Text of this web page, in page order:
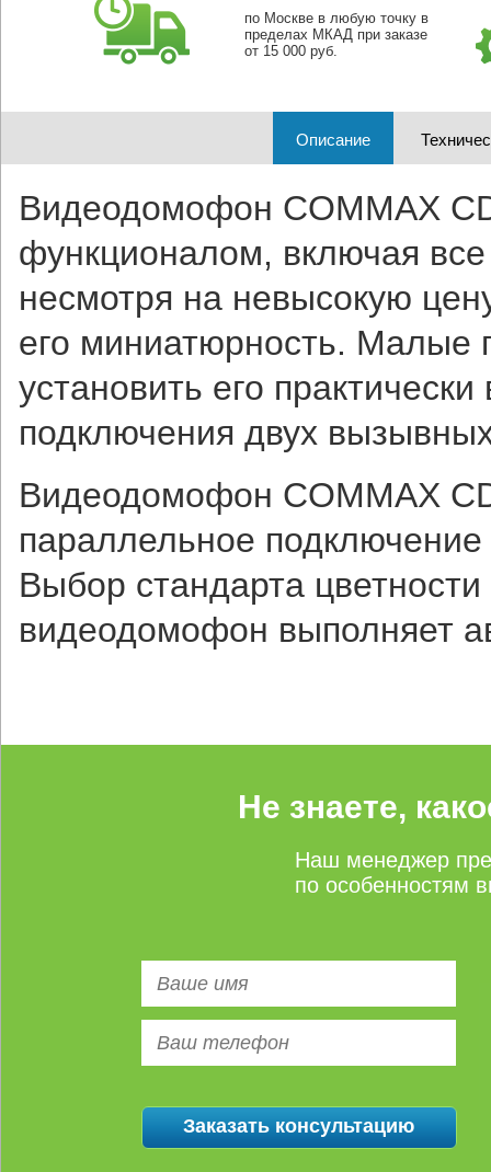
по Москве в любую точку в
пределах МКАД при заказе
от 15 000 руб.
Описание
Видеодомофон COMMAX
функционалом, включая
несмотря на невысокую
его миниатюрность. Малые
установить его
подключения двух
Видеодомофон COMMAX
параллельное
Выбор стандарта
видеодомофон выполняет
Не знаете,
Наш менеджер
по особенностям